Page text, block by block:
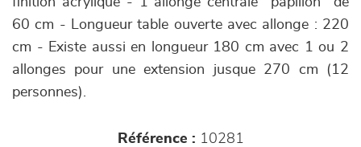
60 cm - Longueur table ouverte avec allonge : 220
cm - Existe aussi en longueur 180 cm avec 1 ou 2
allonges pour une extension jusque 270 cm (12
personnes).
Référence : 10281